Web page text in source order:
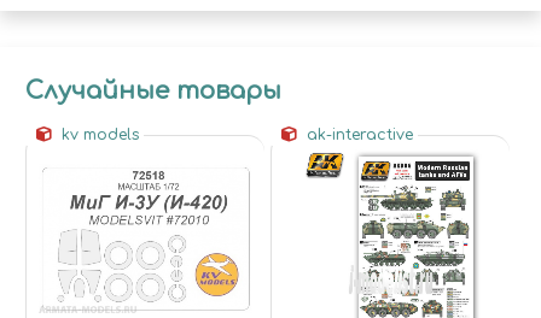
Случайные товары
kv models ak-interactive